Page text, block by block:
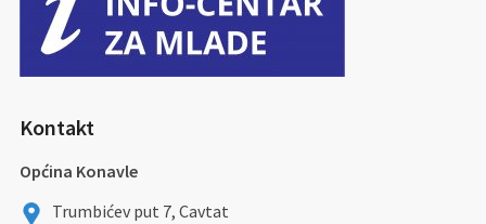
Kontakt
Općina Konavle
Trumbićev put 7, Cavtat